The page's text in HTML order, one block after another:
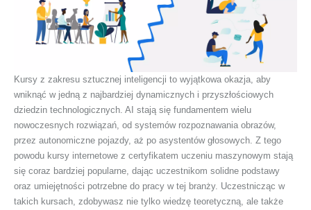
Kursy z zakresu sztucznej inteligencji to wyjątkowa okazja, aby
wniknąć w jedną z najbardziej dynamicznych i przyszłościowych
dziedzin technologicznych. AI stają się fundamentem wielu
nowoczesnych rozwiązań, od systemów rozpoznawania obrazów,
przez autonomiczne pojazdy, aż po asystentów głosowych. Z tego
powodu kursy internetowe z certyfikatem uczeniu maszynowym stają
się coraz bardziej popularne, dając uczestnikom solidne podstawy
oraz umiejętności potrzebne do pracy w tej branży. Uczestnicząc w
takich kursach, zdobywasz nie tylko wiedzę teoretyczną, ale także